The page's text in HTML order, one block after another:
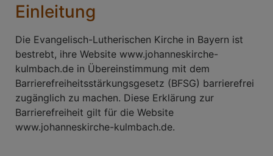
Einleitung
Die Evangelisch-Lutherischen Kirche in Bayern ist
bestrebt, ihre Website www.johanneskirche-
kulmbach.de in Übereinstimmung mit dem
Barrierefreiheitsstärkungsgesetz (BFSG) barrierefrei
zugänglich zu machen. Diese Erklärung zur
Barrierefreiheit gilt für die Website
www.johanneskirche-kulmbach.de.